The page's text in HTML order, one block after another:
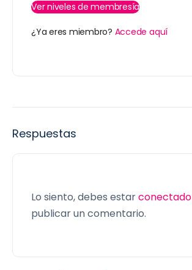
Ver niveles de membresía
¿Ya eres miembro? Accede aquí
Respuestas
Lo siento, debes estarconectado
publicar un comentario.